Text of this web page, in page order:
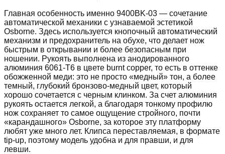
Главная особенность именно 9400BK-03 — сочетание
автоматической механики с узнаваемой эстетикой
Osborne. Здесь используется кнопочный автоматический
механизм и предохранитель на обухе, что делает нож
быстрым в открывании и более безопасным при
ношении. Рукоять выполнена из анодированного
алюминия 6061-T6 в цвете burnt copper, то есть в оттенке
обожженной меди: это не просто «медный» тон, а более
темный, глубокий бронзово-медный цвет, который
хорошо сочетается с черным клинком. За счет алюминия
рукоять остается легкой, а благодаря тонкому профилю
нож сохраняет то самое ощущение стройного, почти
«карандашного» Osborne, за которое эту платформу
любят уже много лет. Клипса переставляемая, в формате
tip-up, поэтому модель удобна и для правши, и для
левши.